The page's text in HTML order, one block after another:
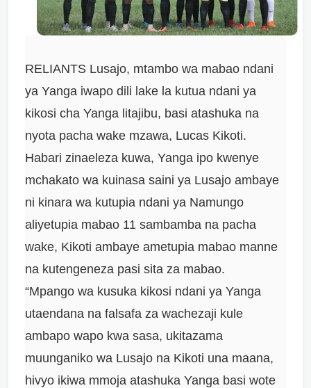
RELIANTS Lusajo, mtambo wa mabao ndani
ya Yanga iwapo dili lake la kutua ndani ya
kikosi cha Yanga litajibu, basi atashuka na
nyota pacha wake mzawa, Lucas Kikoti.
Habari zinaeleza kuwa, Yanga ipo kwenye
mchakato wa kuinasa saini ya Lusajo ambaye
ni kinara wa kutupia ndani ya Namungo
aliyetupia mabao 11 sambamba na pacha
wake, Kikoti ambaye ametupia mabao manne
na kutengeneza pasi sita za mabao.
“Mpango wa kusuka kikosi ndani ya Yanga
utaendana na falsafa za wachezaji kule
ambapo wapo kwa sasa, ukitazama
muunganiko wa Lusajo na Kikoti una maana,
hivyo ikiwa mmoja atashuka Yanga basi wote